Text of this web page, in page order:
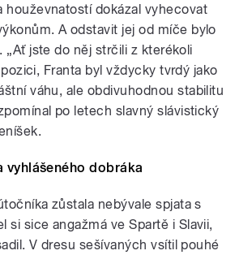
houževnatostí dokázal vyhecovat
A odstavit jej od míče bylo
„Ať jste do něj strčili z kterékoli
Franta byl vždycky tvrdý jako
váhu, ale obdivuhodnou stabilitu
po letech slavný slávistický
vyhlášeného dobráka
zůstala nebývale spjata s
si sice angažmá ve Spartě i Slavii,
V dresu sešívaných vsítil pouhé